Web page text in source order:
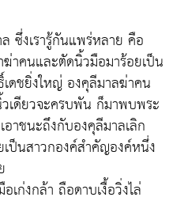
ซึ่งเรารู้กันแพร่หลาย คือ
าคนและตัดนิ้วมือมาร้อยเป็น
ดชยิ่งใหญ่ องคุลีมาลฆ่าคน
ดียวจะครบพัน ก็มาพบพระ
อาชนะถึงกับองคุลีมาลเลิก
เป็นสาวกองค์สำคัญองค์หนึ่ง
ก่งกล้า ถือดาบเงื้อวิ่งไล่